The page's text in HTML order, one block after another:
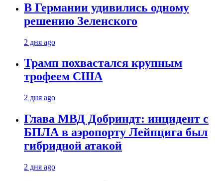
В Германии удивились одному
решению Зеленского
2 дня ago
Трамп похвастался крупным
трофеем США
2 дня ago
Глава МВД Добриндт: инцидент с
БПЛА в аэропорту Лейпцига был
гибридной атакой
2 дня ago